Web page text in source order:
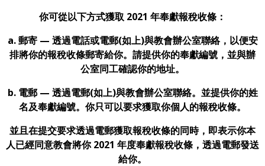
你可從以下方式獲取 2021 年奉獻報稅收條：
a. 郵寄 — 透過電話或電郵(如上)與教會辦公室聯絡，以便安
排將你的報稅收條郵寄給你。請提供你的奉獻編號，並與辦
公室同工確認你的地址。
b. 電郵 — 透過電郵(如上)與教會辦公室聯絡。並提供你的姓
名及奉獻編號。你只可以要求獲取你個人的報稅收條。
並且在提交要求透過電郵獲取報稅收條的同時，即表示你本
人已經同意教會將你 2021 年度奉獻報稅收條，透過電郵發送
給你。